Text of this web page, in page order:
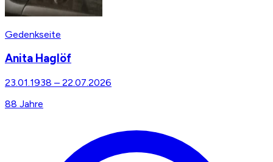
Gedenkseite
Anita Haglöf
23.01.1938 – 22.07.2026
88 Jahre